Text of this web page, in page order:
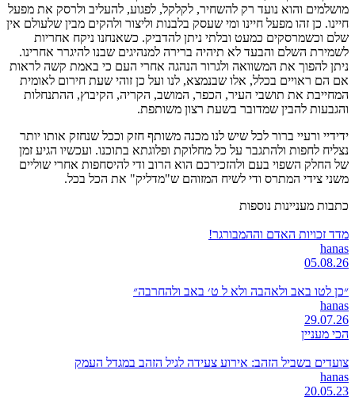
מושלמים והוא נועד רק להשחיר, לקלקל, לפגוע, להעליב ולרסק את מפעל
חיינו. כן זהו מפעל חיינו ומי שעסק בלבנות וליצור ולהקים מבין שלעולם אין
שלם וכשמרסקים כמעט ובלתי ניתן להדביק. כשאנחנו ניקח אחריות
לשמירת השלם והבעד לא תיהיה ברירה למנהיגים שבנו להיגרר אחרינו.
ניתן להפוך את המשוואה ולגרור הנהגה אחרי העם כי באמת קשה לראות
אם הם ראויים בכלל, אלו שבנמצא, לנו ועל כן זוהי שעת חירום לאומית
המחייבת את תושבי העיר, הכפר, המושב, הקריה, הקיבוץ, ההתנחלות
והגבעות להבין שמדובר בשעת רצון משותפת.
ידידיי ורעיי ברור לכל שיש לנו מכנה משותף חזק וככל שנחזק אותו יותר
נצליח לחפות ולהתגבר על כל מחלוקת ופלוגתא בתוכנו. ועכשיו הגיע זמן
של החלק השפוי בעם ולהזכירכם הוא הרוב ודי להיסחפות אחרי שוליים
משני צידי המתרס ודי לשיח המזוהם ש"מדליק" את הכל בכל.
כתבות מעניינות נוספות
מדד זכויות האדם וההמבורגר!
hanas
05.08.26
״כן לטו באב ולאהבה ולא ל ט׳ באב ולהחרבה״
hanas
29.07.26
הכי מעניין
צועדים בשביל הזהב: אירוע צעידה לגיל הזהב במגדל העמק
hanas
20.05.23